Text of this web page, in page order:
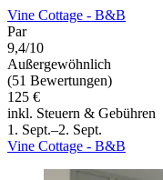
Vine Cottage - B&B
Par
9,4/10
Außergewöhnlich
(51 Bewertungen)
125 €
inkl. Steuern & Gebühren
1. Sept.–2. Sept.
Vine Cottage - B&B